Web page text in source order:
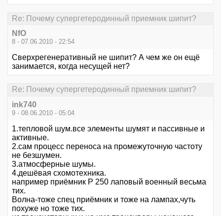
Re: Почему супергетеродинный приемник шипит?
NfO
8 - 07.06.2010 - 22:54
Сверхрегенеративный не шипит? А чем же он ещё
занимается, когда несущей нет?
Re: Почему супергетеродинный приемник шипит?
ink740
9 - 08.06.2010 - 05:04
1.тепловой шум.все элементы шумят и пассивные и
активные.
2.сам процесс переноса на промежуточную частоту
не безшумен.
3.атмосферные шумы.
4.дешёвая схомотехника.
например приёмник Р 250 лаповый военный весьма
тих.
Волна-тоже спец приёмник и тоже на лампах,чуть
похуже но тоже тих.